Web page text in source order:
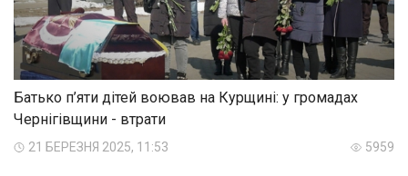
Батько п’яти дітей воював на Курщині: у громадах
Чернігівщини - втрати
21 БЕРЕЗНЯ 2025, 11:53 5959